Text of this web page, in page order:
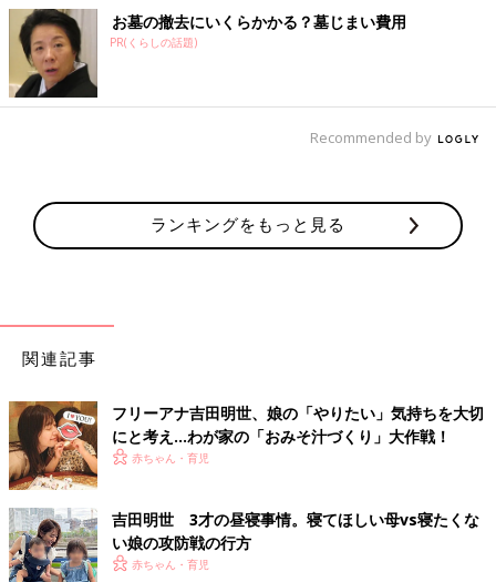
ある私が使う最終手段は「そんなにイヤイヤ言うなら今日からも
う、"岡田(仮名)イヤダくん"だね！」…そうです。名前変更作戦
です。これは、おいっ子にはなぜか効果テキメンで、「イヤダく
んじゃない〜！」と泣きながらも、お利口さんになってくれたの
です。この作戦に味をしめた私は、「娘のイヤイヤ期もこれで乗
り越えられるんじゃない？」と思っていました。がしかし…いざ
んか。ずこーっ。
そんなわけで、まだまだ始まったばかりのイヤイヤ期。子どもの
成長にとって大切なことであると頭ではわかっていても、時に感
日々。イヤイヤ期を乗り越えてきたすべてのお母さんを、尊敬し
ます！そして、私もできれば早くそちら側に行きたい！(笑)
今日もいつものように、娘のいとおしい寝顔を見て娘にキツく当
たってしまったことを反省し、きっとまた明日の朝、寝ぼけて甘
えてくる娘の頭をなでながら、1日笑顔で頑張ろうと思うのだろ
うな。
お墓の撤去にいくらかかる？墓じまい費用
PR(くらしの話題)
Recommended by
ランキングをもっと見る
関連記事
フリーアナ吉田明世、娘の「やりたい」気持ちを大切
にと考え…わが家の「おみそ汁づくり」大作戦！
赤ちゃん・育児
吉田明世 3才の昼寝事情。寝てほしい母vs寝たくな
い娘の攻防戦の行方
赤ちゃん・育児